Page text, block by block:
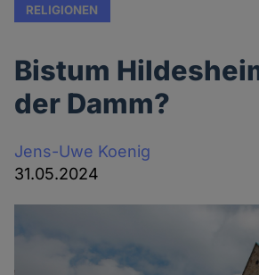
RELIGIONEN
Bistum
der Damm?
Jens-Uwe Koenig
31.05.2024